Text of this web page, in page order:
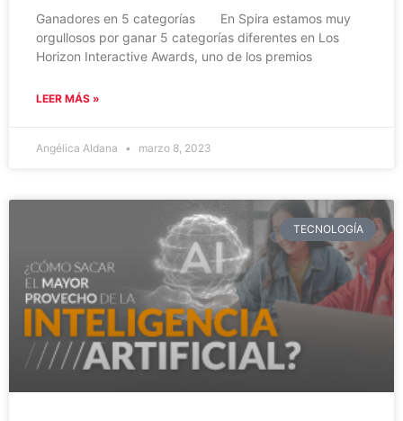
Ganadores en 5 categorías En Spira estamos muy
orgullosos por ganar 5 categorías diferentes en Los
Horizon Interactive Awards, uno de los premios
LEER MÁS »
Angélica Aldana marzo 8, 2023
TECNOLOGÍA